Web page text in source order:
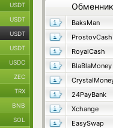
Обменник
BaksMan
ProstovCash
RoyalCash
BlaBlaMoney
24PayBank
Xchange
EasySwap
USDT
USDT
USDT
USDT
USDC
ZEC
TRX
BNB
SOL